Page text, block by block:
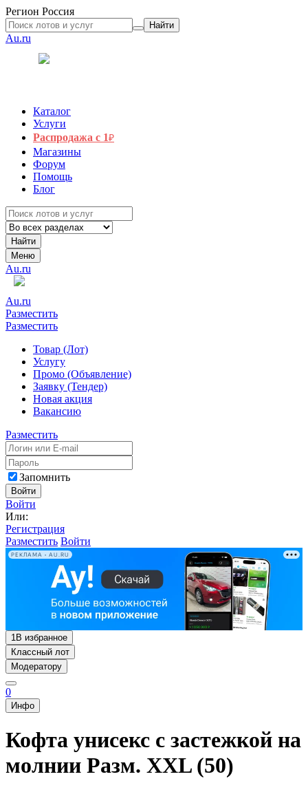
Регион Россия
Найти
Au.ru
Каталог
Услуги
Распродажа с 1₽
Магазины
Форум
Помощь
Блог
Найти
Меню
Au.ru
Au.ru
Разместить
Разместить
Товар (Лот)
Услугу
Промо (Объявление)
Заявку (Тендер)
Новая акция
Вакансию
Разместить
Запомнить
Войти
Войти
Или:
Регистрация
Разместить Войти
РЕКЛАМА • AU.RU
1В избранное
Классный лот
Модератору
0
Инфо
Кофта унисекс с застежкой на
молнии Разм. XXL (50)